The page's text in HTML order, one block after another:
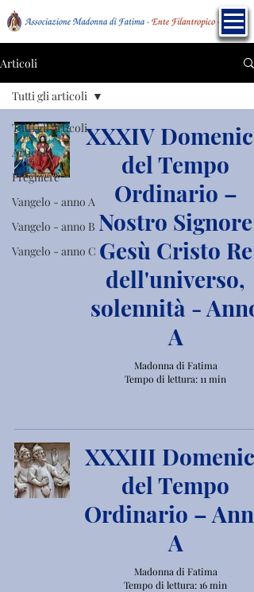
Articoli
Tutti gli articoli
Articoli
Preghiere
Vangelo - anno A
Vangelo - anno B
Vangelo - anno C
Tutti gli articoli
XXXIV Domenica
del Tempo
Ordinario –
Nostro Signore
Gesù Cristo Re
dell'universo,
solennità - Anno
A
Madonna di Fatima
Tempo di lettura: 11 min
XXXIII Domenica
del Tempo
Ordinario – Anno
A
Madonna di Fatima
Tempo di lettura: 16 min